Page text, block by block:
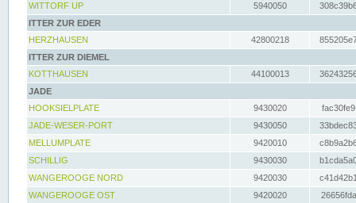
WITTORF UP
5940050
ITTER ZUR EDER
HERZHAUSEN
42800218
ITTER ZUR DIEMEL
KOTTHAUSEN
44100013
JADE
HOOKSIELPLATE
9430020
JADE-WESER-PORT
9430050
MELLUMPLATE
9420010
SCHILLIG
9430030
WANGEROOGE NORD
9420030
WANGEROOGE OST
9420020